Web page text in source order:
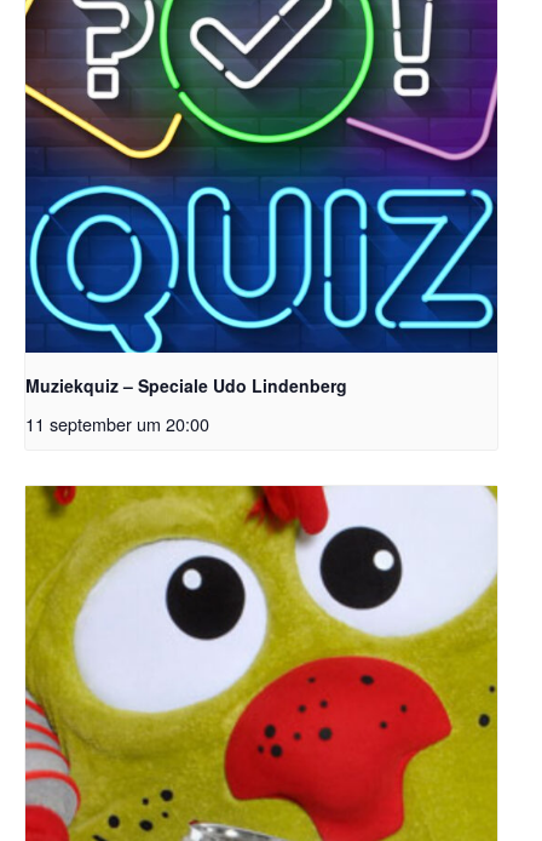
Muziekquiz – Speciale Udo Lindenberg
11 september um 20:00